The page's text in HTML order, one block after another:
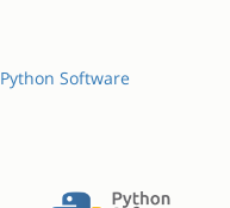
Python Software